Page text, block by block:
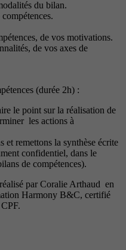
du bilan.
de vos motivations.
de vos axes de
(durée 2h) :
le point sur la réalisation de
les actions à
et remettons la synthèse écrite
confidentiel, dans le
de compétences).
par Coralie Arthaud en
Harmony B&C, certifié